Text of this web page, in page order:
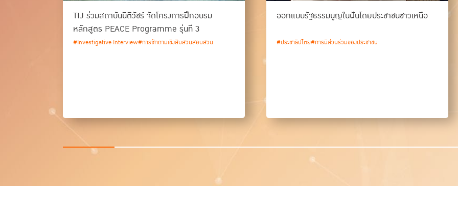
TIJ ร่วมสถาบันนิติวัชร์ จัดโครงการฝึกอบรม
หลักสูตร PEACE Programme รุ่นที่ 3
#Investigative Interview#การซักถามเชิงสืบสวนสอบสวน
ออกแบบรัฐธรรมนูญในฝันโดยประชาชนชาวเหนือ
#ประชาธิปไตย#การมีส่วนร่วมของประชาชน